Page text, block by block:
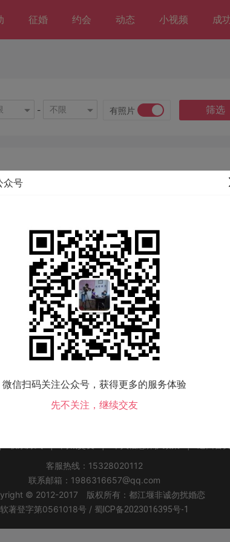
征婚 约会 动态 小视频 成
- 不限 有照片 筛选
该地区没有会员，换个城市试试！
塔河县交友 漠河县交友
客服热线：15328020112
联系邮箱：1986316657@qq.com
© 2012-2017 版权所有：都江堰非诚勿扰婚恋
软著登字第0561018号 / 蜀ICP备2023016395号-1
众号
微信扫码关注公众号，获得更多的服务体验
先不关注，继续交友